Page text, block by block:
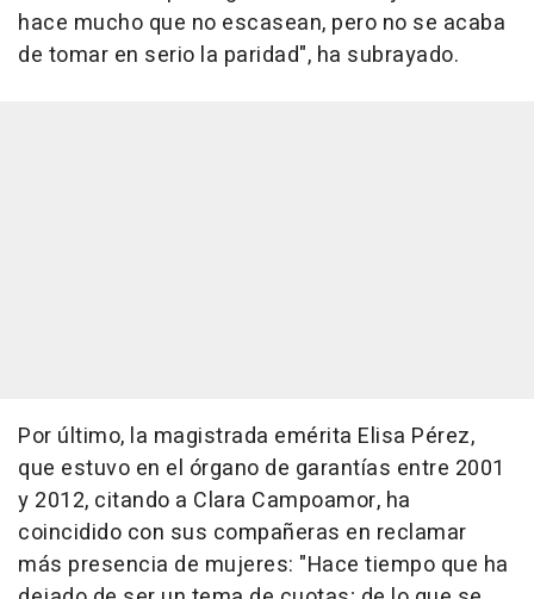
hace mucho que no escasean, pero no se acaba
de tomar en serio la paridad", ha subrayado.
Por último, la magistrada emérita Elisa Pérez,
que estuvo en el órgano de garantías entre 2001
y 2012, citando a Clara Campoamor, ha
coincidido con sus compañeras en reclamar
más presencia de mujeres: "Hace tiempo que ha